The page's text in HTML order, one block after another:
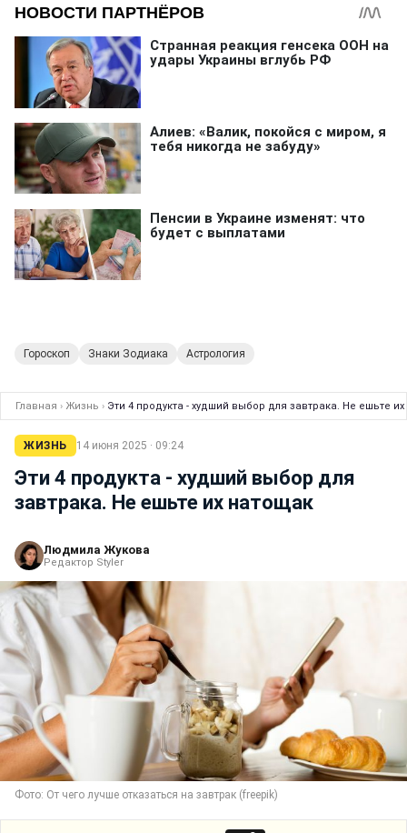
Гороскоп Знаки Зодиака Астрология
Главная › Жизнь › Эти 4 продукта - худший выбор для завтрака. Не ешьте
ЖИЗНЬ 14 июня 2025 · 09:24
Эти 4 продукта - худший выбор для
завтрака. Не ешьте их натощак
Людмила Жукова
Редактор Styler
Фото: От чего лучше отказаться на завтрак (freepik)